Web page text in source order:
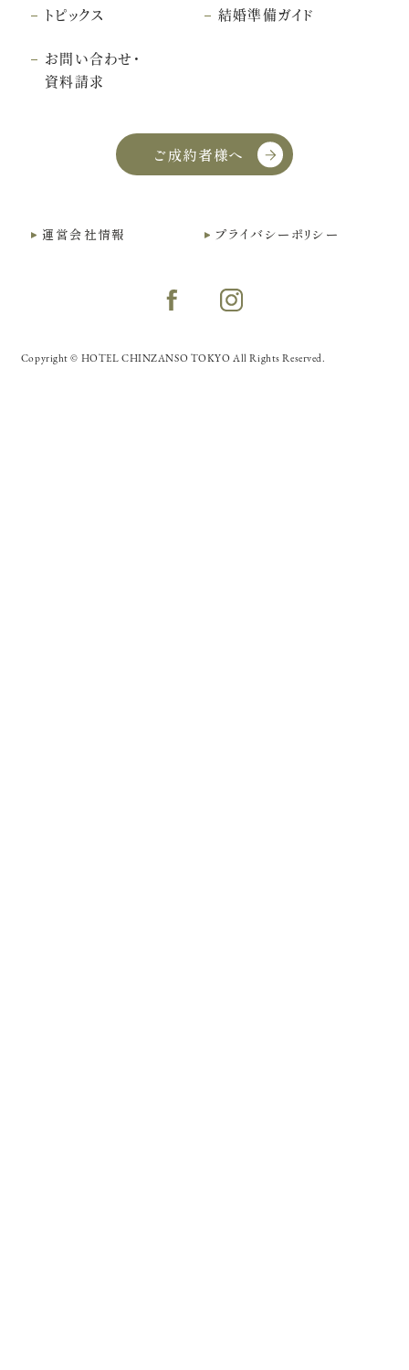
トピックス 結婚準備ガイド
お問い合わせ・
資料請求
ご成約者様へ
運営会社情報 プライバシーポリシー
Copyright © HOTEL CHINZANSO TOKYO All Rights Reserved.